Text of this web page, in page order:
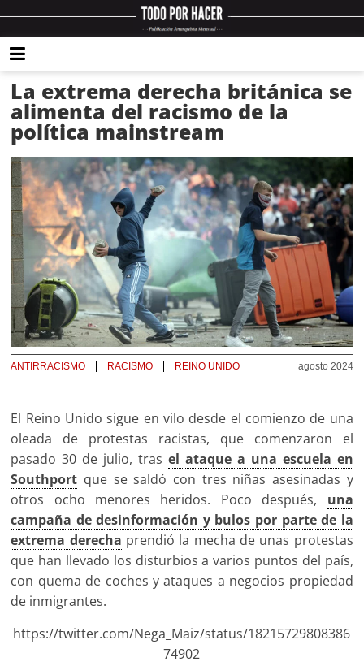
La extrema derecha británica se
alimenta del racismo de la
política mainstream
agosto 2024
ANTIRRACISMO RACISMO REINO UNIDO
El Reino Unido sigue en vilo desde el comienzo de una
oleada de protestas racistas, que comenzaron el
pasado 30 de julio, tras el ataque a una escuela en
Southport que se saldó con tres niñas asesinadas y
otros ocho menores heridos. Poco después, una
campaña de desinformación y bulos por parte de la
extrema derecha prendió la mecha de unas protestas
que han llevado los disturbios a varios puntos del país,
con quema de coches y ataques a negocios propiedad
de inmigrantes.
https://twitter.com/Nega_Maiz/status/18215729808386
74902